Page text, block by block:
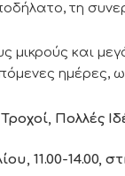
τη
μικρούς και
ημέρες,
Πολλές
11.00-14.00,